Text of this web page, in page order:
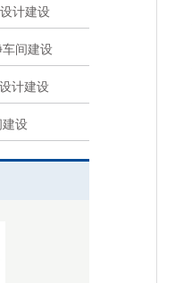
计建设
间建设
计建设
建设